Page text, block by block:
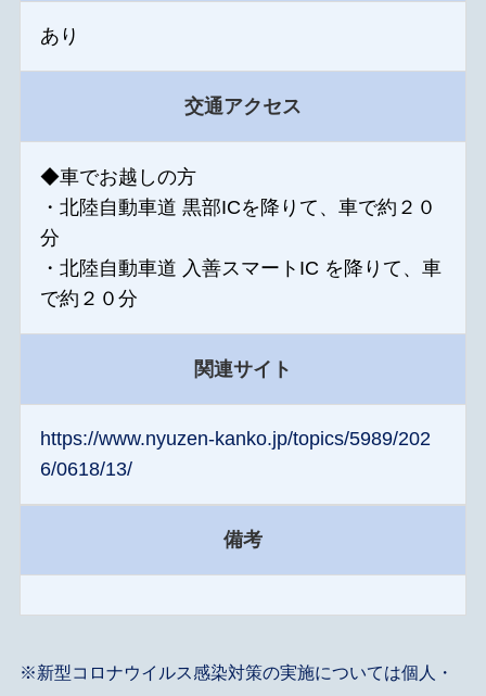
あり
交通アクセス
◆車でお越しの方
・北陸自動車道 黒部ICを降りて、車で約２０
分
・北陸自動車道 入善スマートIC を降りて、車
で約２０分
関連サイト
https://www.nyuzen-kanko.jp/topics/5989/202
6/0618/13/
備考
※新型コロナウイルス感染対策の実施については個人・